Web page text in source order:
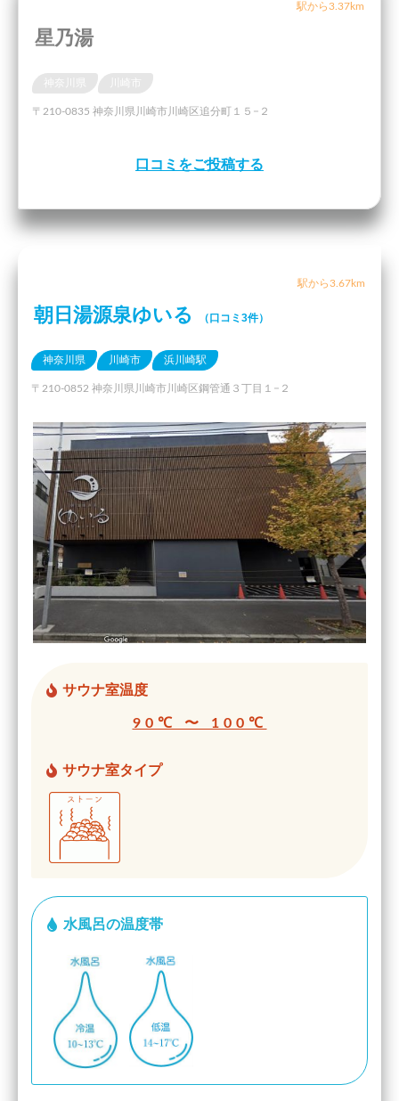
駅から3.37km
星乃湯
〒210-0835 神奈川県川崎市川崎区追分町１５−２
口コミをご投稿する
駅から3.67km
朝日湯源泉ゆいる （口コミ3件）
神奈川県 川崎市 浜川崎駅
〒210-0852 神奈川県川崎市川崎区鋼管通３丁目１−２
サウナ室温度
90℃ 〜 100℃
サウナ室タイプ
水風呂の温度帯